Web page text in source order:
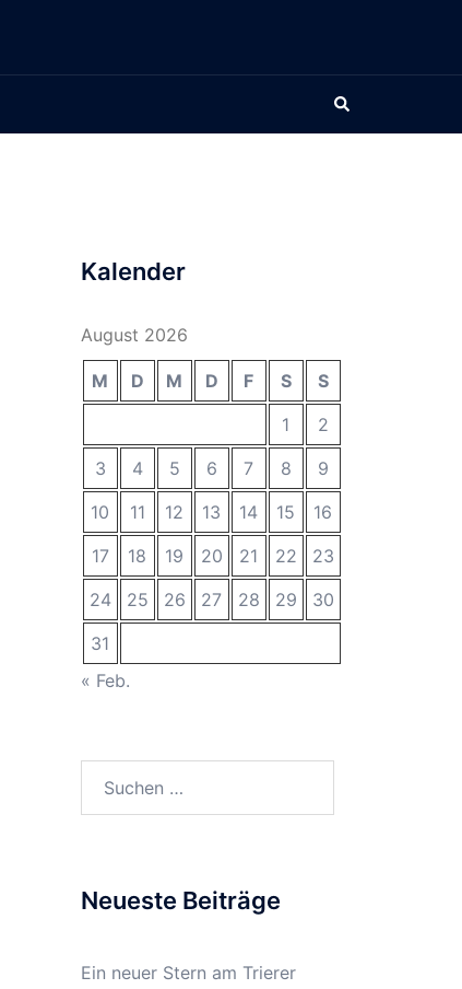
Suche
Kalender
August 2026
M D M D F S
S
1
2
3
4 5 6 7 8
9
10
11 12 13 14 15
16
17
18 19 20 21 22
23
24
25 26 27 28 29
30
31
« Feb.
Neueste Beiträge
Ein neuer Stern am Trierer